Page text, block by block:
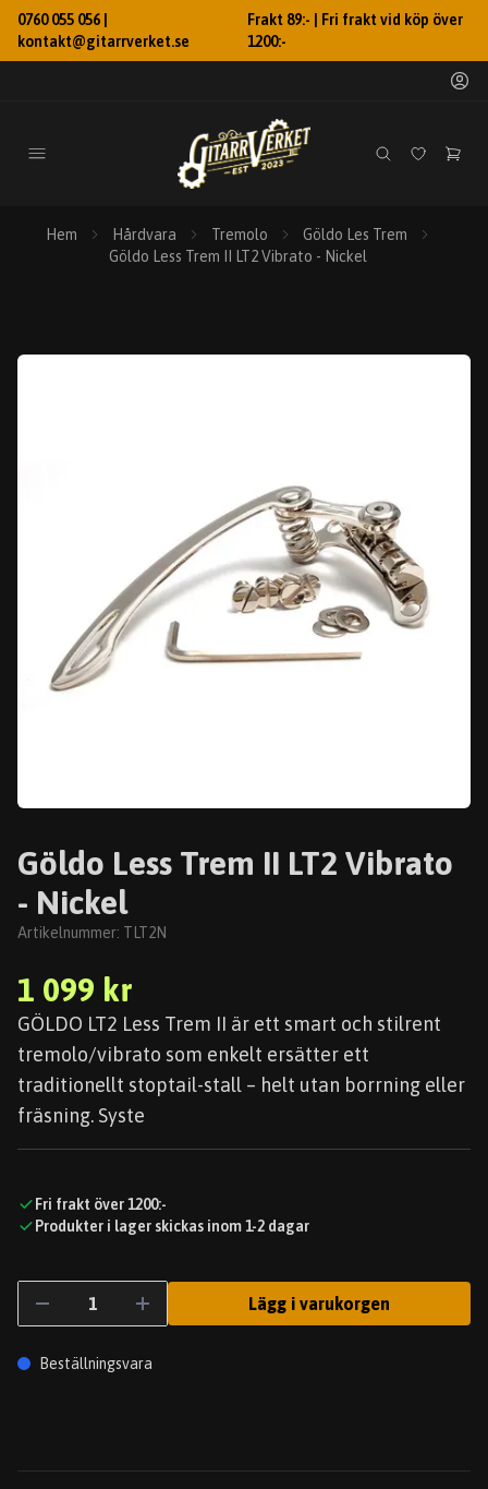
0760 055 056 |
kontakt@gitarrverket.se
Frakt 89:- | Fri frakt vid köp över
1200:-
Hem Hårdvara Tremolo
Göldo Les Trem
Göldo Less Trem II LT2 Vibrato - Nickel
Göldo Less Trem II LT2 Vibrato
- Nickel
Artikelnummer: TLT2N
1 099 kr
GÖLDO LT2 Less Trem II är ett smart och stilrent
tremolo/vibrato som enkelt ersätter ett
traditionellt stoptail-stall – helt utan borrning eller
fräsning. Syste
Fri frakt över 1200:-
Produkter i lager skickas inom 1-2 dagar
Lägg i varukorgen
Beställningsvara